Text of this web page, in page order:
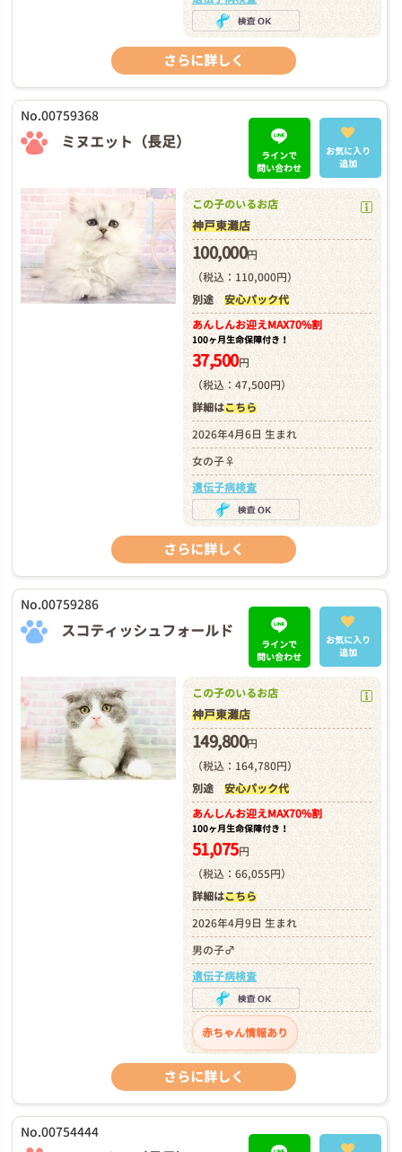
さらに詳しく
No.00759368
ミヌエット（長足）
ラインで
問い合わせ
お気に入り
追加
この子のいるお店
神戸東灘店
100,000円
（税込：110,000円）
別途 安心パック代
あんしんお迎えMAX70%割
100ヶ月生命保障付き！
37,500円
（税込：47,500円）
詳細はこちら
2026年4月6日 生まれ
女の子♀
遺伝子病検査
さらに詳しく
No.00759286
スコティッシュフォールド
ラインで
問い合わせ
お気に入り
追加
この子のいるお店
神戸東灘店
149,800円
（税込：164,780円）
別途 安心パック代
あんしんお迎えMAX70%割
100ヶ月生命保障付き！
51,075円
（税込：66,055円）
詳細はこちら
2026年4月9日 生まれ
男の子♂
遺伝子病検査
赤ちゃん情報あり
さらに詳しく
No.00754444